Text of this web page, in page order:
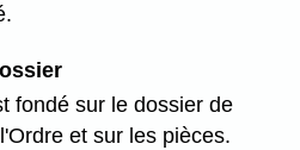
fondé sur le dossier de
et sur les pièces.